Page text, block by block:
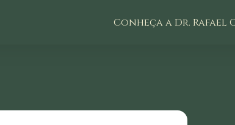
Conheça a Dr. Rafael